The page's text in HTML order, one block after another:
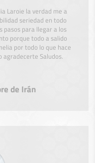
Laroie la verdad me a
seriedad en todo
pasos para llegar a los
porque todo a salido
por todo lo que hace
agradecerte Saludos.
de Irán